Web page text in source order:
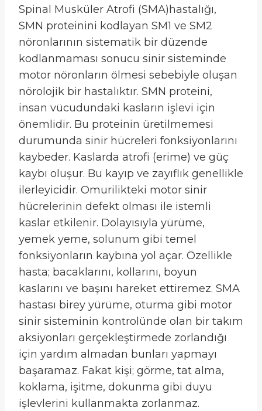
Spinal Musküler Atrofi (SMA)hastalığı,
SMN proteinini kodlayan SM1 ve SM2
nöronlarının sistematik bir düzende
kodlanmaması sonucu sinir sisteminde
motor nöronların ölmesi sebebiyle oluşan
nörolojik bir hastalıktır. SMN proteini,
insan vücudundaki kasların işlevi için
önemlidir. Bu proteinin üretilmemesi
durumunda sinir hücreleri fonksiyonlarını
kaybeder. Kaslarda atrofi (erime) ve güç
kaybı oluşur. Bu kayıp ve zayıflık genellikle
ilerleyicidir. Omurilikteki motor sinir
hücrelerinin defekt olması ile istemli
kaslar etkilenir. Dolayısıyla yürüme,
yemek yeme, solunum gibi temel
fonksiyonların kaybına yol açar. Özellikle
hasta; bacaklarını, kollarını, boyun
kaslarını ve başını hareket ettiremez. SMA
hastası birey yürüme, oturma gibi motor
sinir sisteminin kontrolünde olan bir takım
aksiyonları gerçekleştirmede zorlandığı
için yardım almadan bunları yapmayı
başaramaz. Fakat kişi; görme, tat alma,
koklama, işitme, dokunma gibi duyu
işlevlerini kullanmakta zorlanmaz.